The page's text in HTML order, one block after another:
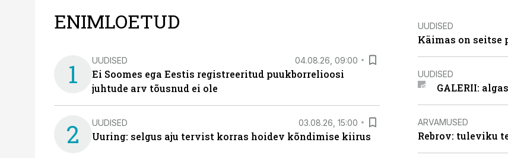
ENIMLOETUD
1 UUDISED 04.08.26, 09:00
Ei Soomes ega Eestis registreeritud puukborrelioosi
juhtude arv tõusnud ei ole
2 UUDISED 03.08.26, 15:00
Uuring: selgus aju tervist korras hoidev kõndimise kiirus
UUDISED
Käimas on seitse
UUDISED
GALERII:
ARVAMUSED
Rebrov: tuleviku